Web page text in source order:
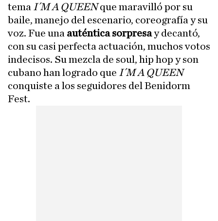
tema I´M A QUEENque maravilló por su
baile, manejo del escenario, coreografía y su
voz. Fue una auténtica sorpresay decantó,
con su casi perfecta actuación, muchos votos
indecisos. Su mezcla de soul, hip hop y son
cubano han logrado que I´M A QUEEN
conquiste a los seguidores del Benidorm
Fest.